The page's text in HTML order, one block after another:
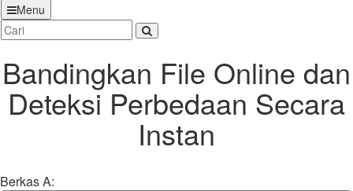
Menu
Bandingkan File Online dan
Deteksi Perbedaan Secara
Instan
Berkas A: